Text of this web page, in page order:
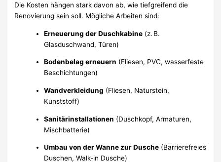
Die Kosten hängen stark davon ab, wie tiefgreifend die
Renovierung sein soll. Mögliche Arbeiten sind:
Erneuerung der Duschkabine (z. B.
Glasduschwand, Türen)
Bodenbelag erneuern (Fliesen, PVC, wasserfeste
Beschichtungen)
Wandverkleidung (Fliesen, Naturstein,
Kunststoff)
Sanitärinstallationen (Duschkopf, Armaturen,
Mischbatterie)
Umbau von der Wanne zur Dusche (Barrierefreies
Duschen, Walk-in Dusche)